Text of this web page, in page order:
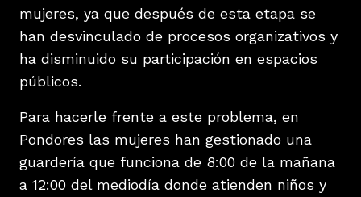
mujeres, ya que después de esta etapa se
han desvinculado de procesos organizativos y
ha disminuido su participación en espacios
públicos.
Para hacerle frente a este problema, en
Pondores las mujeres han gestionado una
guardería que funciona de 8:00 de la mañana
a 12:00 del mediodía donde atienden niños y